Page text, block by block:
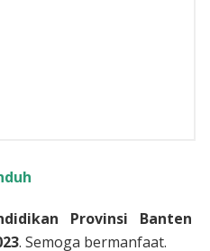
Provinsi Banten
. Semoga bermanfaat.